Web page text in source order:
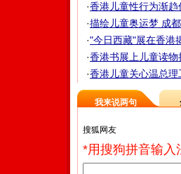
·香港儿童性行为渐
·描绘儿童奥运梦 成
·"今日西藏"展在香港
·香港书展上儿童读
·香港儿童关心温总
我来说两句
*用搜狗拼音输入